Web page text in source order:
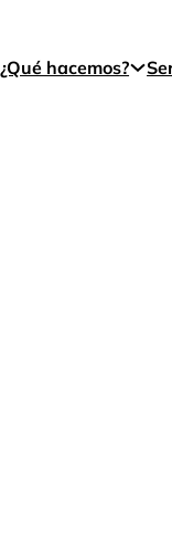
¿Qué hacemos?